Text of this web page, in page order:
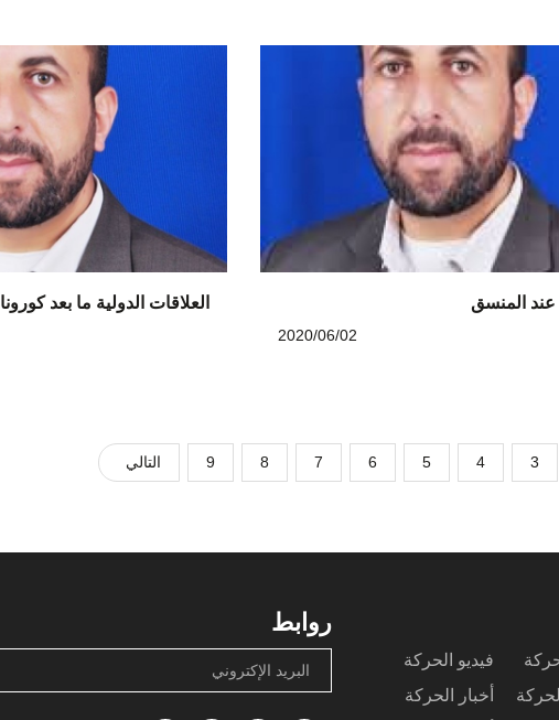
عند المنسق العلاقات الدولية ما بعد كورونا
3
4
5
6
7
8
9 التالي
فيديو الحركة
أخبار الحركة
روابط
البريد الإكتروني